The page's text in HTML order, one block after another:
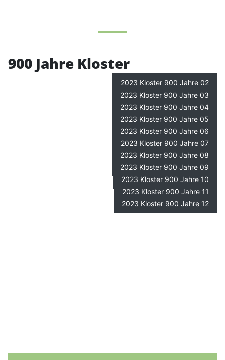
900 Jahre Kloster
2023 Kloster 900 Jahre 02
2023 Kloster 900 Jahre 03
2023 Kloster 900 Jahre 04
2023 Kloster 900 Jahre 05
2023 Kloster 900 Jahre 06
2023 Kloster 900 Jahre 07
2023 Kloster 900 Jahre 08
2023 Kloster 900 Jahre 09
2023 Kloster 900 Jahre 10
2023 Kloster 900 Jahre 11
2023 Kloster 900 Jahre 12